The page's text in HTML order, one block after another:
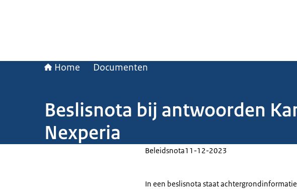
Home Documenten
Beslisnota bij antwoorden
Nexperia
Beleidsnota11-12-2023
In een beslisnota staat